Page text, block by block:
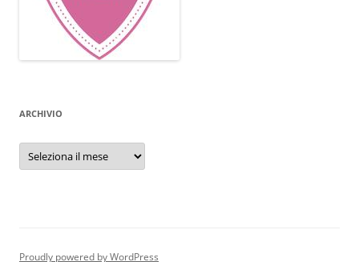
ARCHIVIO
Archivio
Proudly powered by WordPress